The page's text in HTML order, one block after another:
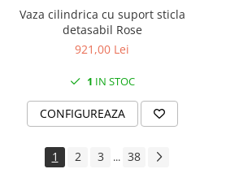
Vaza cilindrica cu suport sticla
detasabil Rose
921,00 Lei
1 IN STOC
CONFIGUREAZA
1 2 3 ... 38